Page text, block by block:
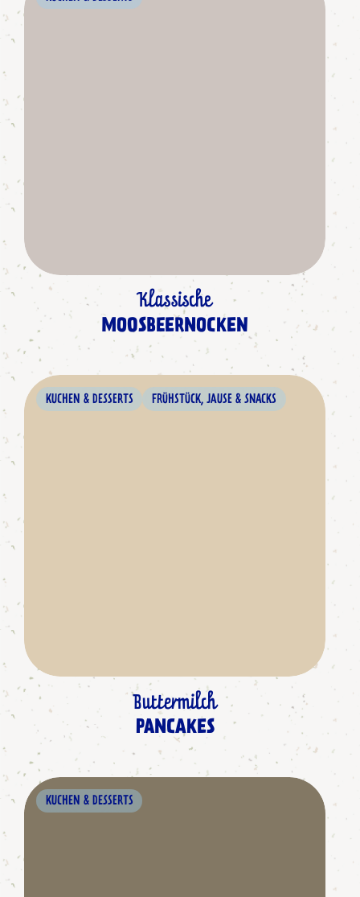
Klassische
MOOSBEERNOCKEN
KUCHEN & DESSERTS FRÜHSTÜCK, JAUSE & SNACKS
Buttermilch
PANCAKES
KUCHEN & DESSERTS